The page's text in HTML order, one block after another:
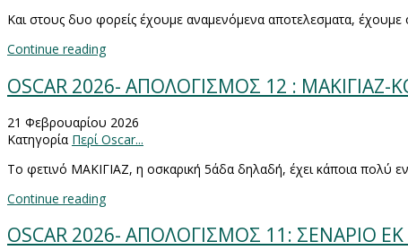
Και στους δυο φορείς έχουμε αναμενόμενα αποτελεσματα, έχουμε
Continue reading
OSCAR 2026- ΑΠΟΛΟΓΙΣΜΟΣ 12 :
21 Φεβρουαρίου 2026
Κατηγορία Περί Oscar...
Το φετινό ΜΑΚΙΓΙΑΖ, η οσκαρική 5άδα δηλαδή, έχει κάποια πολύ
Continue reading
OSCAR 2026- ΑΠΟΛΟΓΙΣΜΟΣ 11: ΣΕΝΑΡΙΟ